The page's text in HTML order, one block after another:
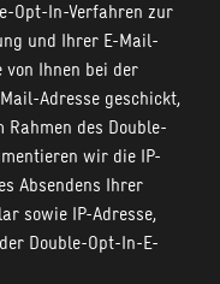
Opt-In-Verfahren zur
und Ihrer E-Mail-
von Ihnen bei der
Adresse geschickt,
des Double-
wir die IP-
Absendens Ihrer
sowie IP-Adresse,
Double-Opt-In-E-